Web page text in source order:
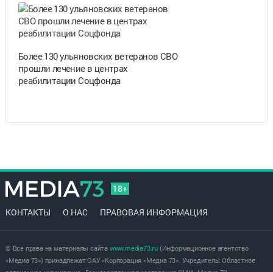
Более 130 ульяновских ветеранов СВО
прошли лечение в центрах
реабилитации Соцфонда
18+
КОНТАКТЫ О НАС ПРАВОВАЯ ИНФОРМАЦИЯ
© Все права на материалы сайта www.media73.ru(Информационное агентство
«Медиа 73») принадлежат ОАУ «Корпорация «Медиа 73». Учредитель: Областное